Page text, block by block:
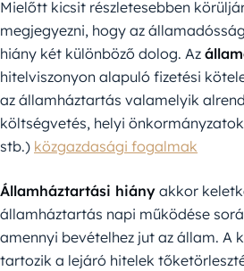
Mielőtt kicsit részletesebben
megjegyezni, hogy az
hiány két különböző dolog. Az
hitelviszonyon alapuló fizetési
az államháztartás valamelyik
költségvetés, helyi
stb.) közgazdasági fogalmak
Államháztartási hiány akkor
államháztartás napi működése
amennyi bevételhez jut az állam. A
tartozik a lejáró hitelek